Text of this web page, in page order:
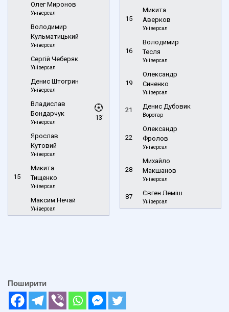
Олег Миронов
Універсал
Володимир
Кульматицький
Універсал
Сергій Чеберяк
Універсал
Денис Штогрин
Універсал
Владислав
Бондарчук
Універсал
13'
Ярослав
Кутовий
Універсал
15
Микита
Тищенко
Універсал
Максим Нечай
Універсал
15
Микита
Аверков
Універсал
16
Володимир
Тесля
Універсал
19
Олександр
Синенко
Універсал
21 Денис Дубовик
Воротар
22
Олександр
Фролов
Універсал
28
Михайло
Макшанов
Універсал
87 Євген Леміш
Універсал
Поширити